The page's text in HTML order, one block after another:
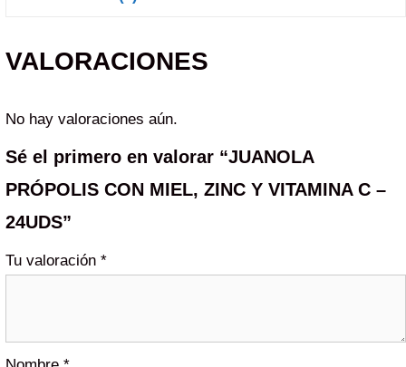
VALORACIONES
No hay valoraciones aún.
Sé el primero en valorar “JUANOLA
PRÓPOLIS CON MIEL, ZINC Y VITAMINA C –
24UDS”
Tu valoración *